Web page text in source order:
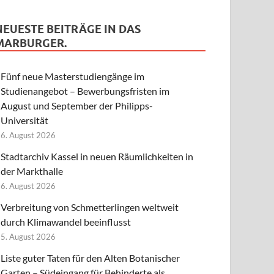
BEITRÄGE IN DAS
Fünf neue Masterstudiengänge im
Studienangebot – Bewerbungsfristen im
August und September der Philipps-
Universität
6. August 2026
Stadtarchiv Kassel in neuen Räumlichkeiten in
der Markthalle
6. August 2026
Verbreitung von Schmetterlingen weltweit
durch Klimawandel beeinflusst
5. August 2026
Liste guter Taten für den Alten Botanischer